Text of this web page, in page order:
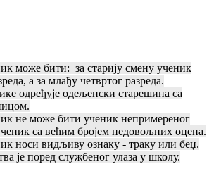
бити: за старију смену ученик
а за млађу четвртог разреда.
одређује одељенски старешина са
не може бити ученик непримереног
са већим бројем недовољних оцена.
видљиву ознаку - траку или беџ.
је поред службеног улаза у школу.